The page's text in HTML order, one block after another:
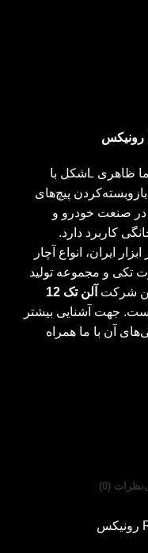
رونیکس
آچار آلن ابزاری دستی است که عموما ظاهری Lشکل با
پیچ‌های
در صنعت خودرو و
کاربرد دارد.
ایران، انواع آچار
تکی و مجموعه تولید
شرکت
آلن تک 12
است. جهت آشنایی بیشتر
و ویژگی‌های آن با ما همراه
نظرات (0)